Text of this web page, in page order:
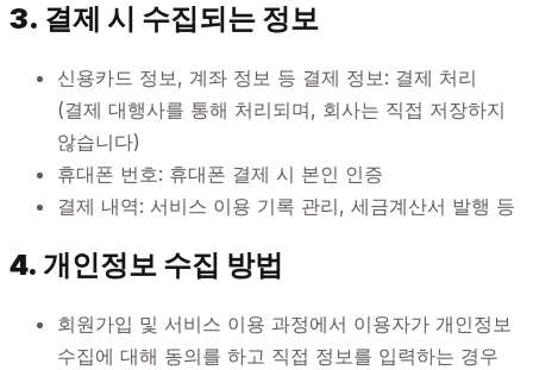
3. 결제 시 수집되는 정보
신용카드 정보, 계좌 정보 등 결제 정보: 결제 처리
(결제 대행사를 통해 처리되며, 회사는 직접 저장하지
않습니다)
휴대폰 번호: 휴대폰 결제 시 본인 인증
결제 내역: 서비스 이용 기록 관리, 세금계산서 발행 등
4. 개인정보 수집 방법
회원가입 및 서비스 이용 과정에서 이용자가 개인정보
수집에 대해 동의를 하고 직접 정보를 입력하는 경우